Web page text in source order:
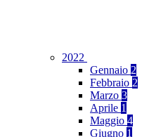
2022
Gennaio 2
Febbraio 2
Marzo 3
Aprile 1
Maggio 4
Giugno 1